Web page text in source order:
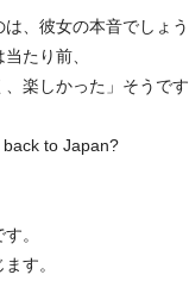
、彼女の本音でしょう
たり前、
楽しかった」そうです
to Japan?
。
す。